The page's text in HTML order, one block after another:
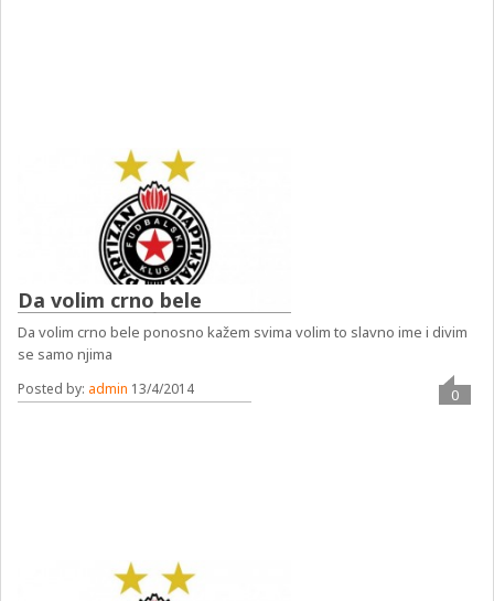
Da volim crno bele
Da volim crno bele ponosno kažem svima volim to slavno ime i divim
se samo njima
Posted by: admin 13/4/2014 0